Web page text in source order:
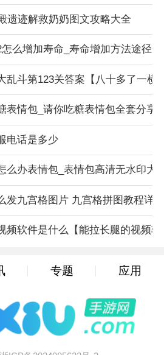
遗迹解救奶奶图文攻略大全
么增加寿命_寿命增加方法途径
乱斗第123关答案【八十多了一横
表情包_请你吃糖表情包全套分享
电话是多少
么办表情包_表情包高清无水印大
发九宫格图片 九宫格拼图教程详解
频软件是什么【能拉长腿的视频
专题 应用